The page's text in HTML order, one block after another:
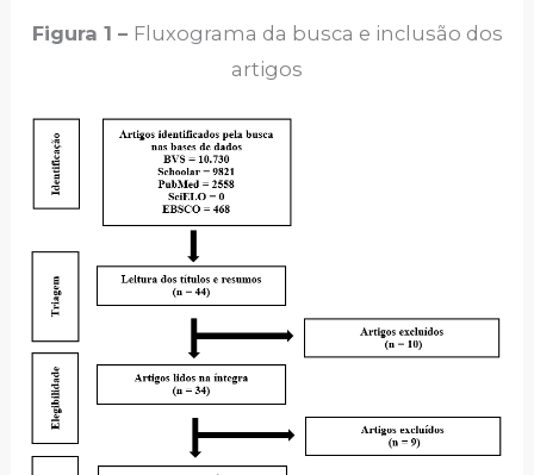
Figura 1 – Fluxograma da busca e inclusão dos
artigos